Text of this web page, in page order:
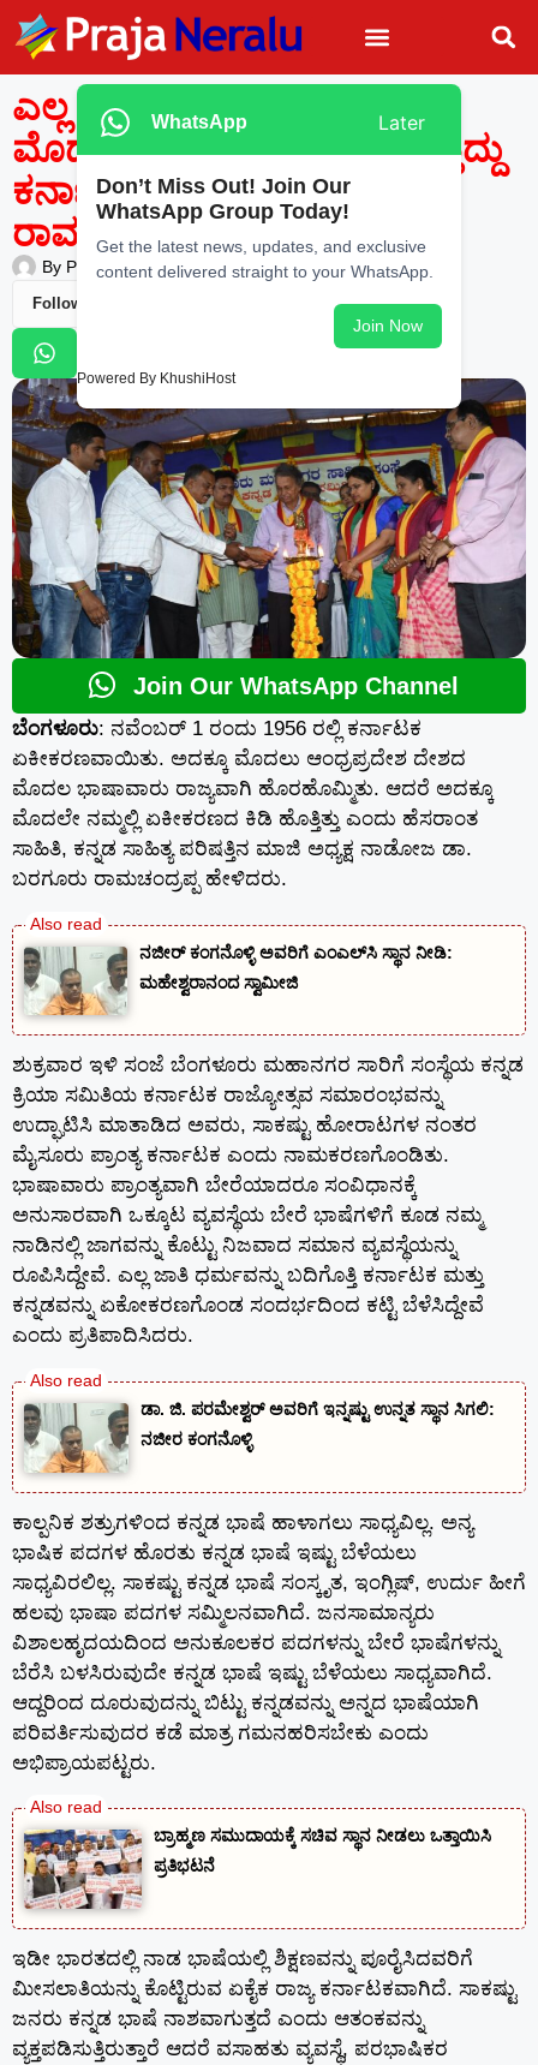
ಎಲ್ಲ ಭಾಷಾವಾರು ರಾಜ್ಯಗಳಿಗೂ
ಮೊದಲು ಏಕೀಕರಣದ ಕಿಡಿ ಹೊತ್ತಿದ್ದು
ಕರ್ನಾಟಕದಲ್ಲಿ: ಬರಗೂರು
ರಾಮಚಂದ್ರಪ್ಪ
By Praja Neralu — December 5, 2025 - 7:55 PM
Follow Us
Join Our WhatsApp Channel
ಬೆಂಗಳೂರು: ನವೆಂಬರ್ 1 ರಂದು 1956 ರಲ್ಲಿ ಕರ್ನಾಟಕ
ಏಕೀಕರಣವಾಯಿತು. ಅದಕ್ಕೂ ಮೊದಲು ಆಂಧ್ರಪ್ರದೇಶ ದೇಶದ
ಮೊದಲ ಭಾಷಾವಾರು ರಾಜ್ಯವಾಗಿ ಹೊರಹೊಮ್ಮಿತು. ಆದರೆ ಅದಕ್ಕೂ
ಮೊದಲೇ ನಮ್ಮಲ್ಲಿ ಏಕೀಕರಣದ ಕಿಡಿ ಹೊತ್ತಿತ್ತು ಎಂದು ಹೆಸರಾಂತ
ಸಾಹಿತಿ, ಕನ್ನಡ ಸಾಹಿತ್ಯ ಪರಿಷತ್ತಿನ ಮಾಜಿ ಅಧ್ಯಕ್ಷ ನಾಡೋಜ ಡಾ.
ಬರಗೂರು ರಾಮಚಂದ್ರಪ್ಪ ಹೇಳಿದರು.
ನಜೀರ್ ಕಂಗನೊಳ್ಳಿ ಅವರಿಗೆ ಎಂಎಲ್‌ಸಿ ಸ್ಥಾನ ನೀಡಿ:
ಮಹೇಶ್ವರಾನಂದ ಸ್ವಾಮೀಜಿ
ಶುಕ್ರವಾರ ಇಳಿ ಸಂಜೆ ಬೆಂಗಳೂರು ಮಹಾನಗರ ಸಾರಿಗೆ ಸಂಸ್ಥೆಯ ಕನ್ನಡ
ಕ್ರಿಯಾ ಸಮಿತಿಯ ಕರ್ನಾಟಕ ರಾಜ್ಯೋತ್ಸವ ಸಮಾರಂಭವನ್ನು
ಉದ್ಘಾಟಿಸಿ ಮಾತಾಡಿದ ಅವರು, ಸಾಕಷ್ಟು ಹೋರಾಟಗಳ ನಂತರ
ಮೈಸೂರು ಪ್ರಾಂತ್ಯ ಕರ್ನಾಟಕ ಎಂದು ನಾಮಕರಣಗೊಂಡಿತು.
ಭಾಷಾವಾರು ಪ್ರಾಂತ್ಯವಾಗಿ ಬೇರೆಯಾದರೂ ಸಂವಿಧಾನಕ್ಕೆ
ಅನುಸಾರವಾಗಿ ಒಕ್ಕೂಟ ವ್ಯವಸ್ಥೆಯ ಬೇರೆ ಭಾಷೆಗಳಿಗೆ ಕೂಡ ನಮ್ಮ
ನಾಡಿನಲ್ಲಿ ಜಾಗವನ್ನು ಕೊಟ್ಟು ನಿಜವಾದ ಸಮಾನ ವ್ಯವಸ್ಥೆಯನ್ನು
ರೂಪಿಸಿದ್ದೇವೆ. ಎಲ್ಲ ಜಾತಿ ಧರ್ಮವನ್ನು ಬದಿಗೊತ್ತಿ ಕರ್ನಾಟಕ ಮತ್ತು
ಕನ್ನಡವನ್ನು ಏಕೋಕರಣಗೊಂಡ ಸಂದರ್ಭದಿಂದ ಕಟ್ಟಿ ಬೆಳೆಸಿದ್ದೇವೆ
ಎಂದು ಪ್ರತಿಪಾದಿಸಿದರು.
ಡಾ. ಜಿ. ಪರಮೇಶ್ವರ್ ಅವರಿಗೆ ಇನ್ನಷ್ಟು ಉನ್ನತ ಸ್ಥಾನ ಸಿಗಲಿ:
ನಜೀರ ಕಂಗನೊಳ್ಳಿ
ಕಾಲ್ಪನಿಕ ಶತ್ರುಗಳಿಂದ ಕನ್ನಡ ಭಾಷೆ ಹಾಳಾಗಲು ಸಾಧ್ಯವಿಲ್ಲ. ಅನ್ಯ
ಭಾಷಿಕ ಪದಗಳ ಹೊರತು ಕನ್ನಡ ಭಾಷೆ ಇಷ್ಟು ಬೆಳೆಯಲು
ಸಾಧ್ಯವಿರಲಿಲ್ಲ. ಸಾಕಷ್ಟು ಕನ್ನಡ ಭಾಷೆ ಸಂಸ್ಕೃತ, ಇಂಗ್ಲಿಷ್, ಉರ್ದು ಹೀಗೆ
ಹಲವು ಭಾಷಾ ಪದಗಳ ಸಮ್ಮಿಲನವಾಗಿದೆ. ಜನಸಾಮಾನ್ಯರು
ವಿಶಾಲಹೃದಯದಿಂದ ಅನುಕೂಲಕರ ಪದಗಳನ್ನು ಬೇರೆ ಭಾಷೆಗಳನ್ನು
ಬೆರೆಸಿ ಬಳಸಿರುವುದೇ ಕನ್ನಡ ಭಾಷೆ ಇಷ್ಟು ಬೆಳೆಯಲು ಸಾಧ್ಯವಾಗಿದೆ.
ಆದ್ದರಿಂದ ದೂರುವುದನ್ನು ಬಿಟ್ಟು ಕನ್ನಡವನ್ನು ಅನ್ನದ ಭಾಷೆಯಾಗಿ
ಪರಿವರ್ತಿಸುವುದರ ಕಡೆ ಮಾತ್ರ ಗಮನಹರಿಸಬೇಕು ಎಂದು
ಅಭಿಪ್ರಾಯಪಟ್ಟರು.
ಬ್ರಾಹ್ಮಣ ಸಮುದಾಯಕ್ಕೆ ಸಚಿವ ಸ್ಥಾನ ನೀಡಲು ಒತ್ತಾಯಿಸಿ
ಪ್ರತಿಭಟನೆ
ಇಡೀ ಭಾರತದಲ್ಲಿ ನಾಡ ಭಾಷೆಯಲ್ಲಿ ಶಿಕ್ಷಣವನ್ನು ಪೂರೈಸಿದವರಿಗೆ
ಮೀಸಲಾತಿಯನ್ನು ಕೊಟ್ಟಿರುವ ಏಕೈಕ ರಾಜ್ಯ ಕರ್ನಾಟಕವಾಗಿದೆ. ಸಾಕಷ್ಟು
ಜನರು ಕನ್ನಡ ಭಾಷೆ ನಾಶವಾಗುತ್ತದೆ ಎಂದು ಆತಂಕವನ್ನು
ವ್ಯಕ್ತಪಡಿಸುತ್ತಿರುತ್ತಾರೆ ಆದರೆ ವಸಾಹತು ವ್ಯವಸ್ಥೆ, ಪರಭಾಷಿಕರ
WhatsApp Later
Don’t Miss Out! Join Our
WhatsApp Group Today!
Get the latest news, updates, and exclusive
content delivered straight to your WhatsApp.
Join Now
Powered By KhushiHost